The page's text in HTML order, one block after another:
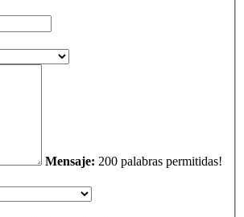
Mensaje: 200 palabras permitidas!